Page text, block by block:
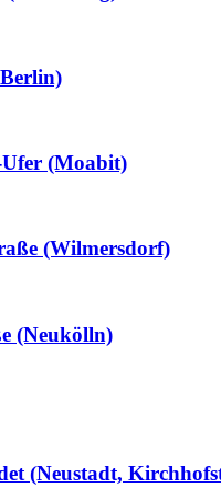
(Moabit)
(Wilmersdorf)
(Neukölln)
(Neustadt,